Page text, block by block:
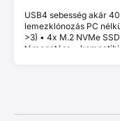
USB4 sebesség akár
lemezklónozás PC
>3) • 4x M.2 NVMe SSD
támogatása •